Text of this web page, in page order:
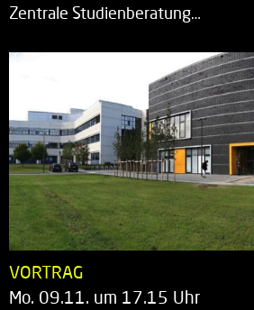
Zentrale Studienberatung…
VORTRAG
Mo. 09.11. um 17.15 Uhr